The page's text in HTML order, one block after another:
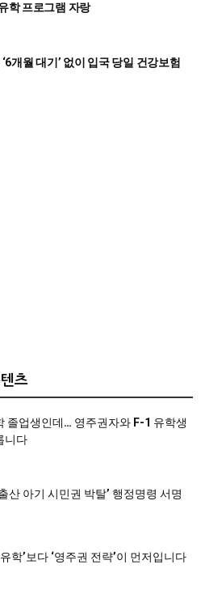
학 프로그램 자랑
개월 대기’ 없이 입국 당일 건강보험
츠
졸업생인데… 영주권자와 F-1 유학생
니다
산 아기 시민권 박탈’ 행정명령 서명
학’보다 ‘영주권 전략’이 먼저입니다